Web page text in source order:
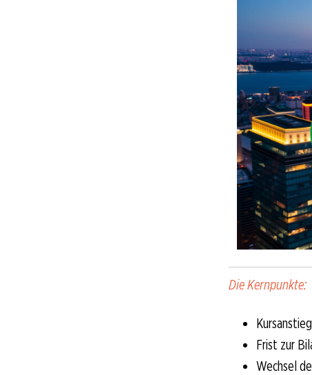
Die Kernpunkte:
Frist zur
Wechsel